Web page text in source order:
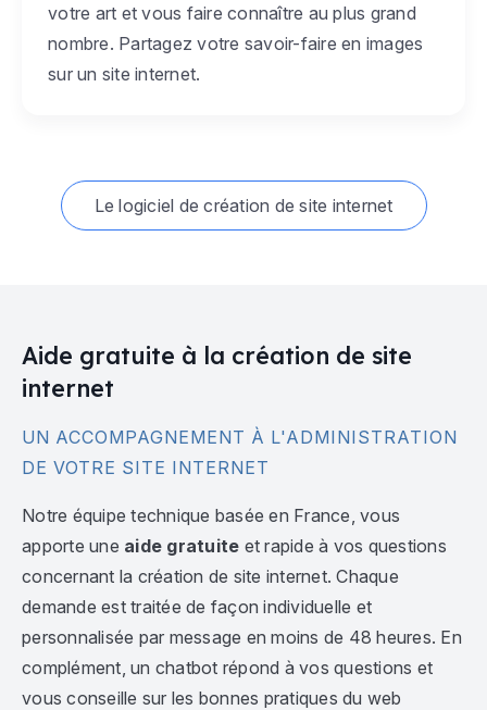
votre art et vous faire connaître au plus grand
nombre. Partagez votre savoir-faire en images
sur un site internet.
Le logiciel de création de site internet
Aide gratuite à la création de site
internet
UN ACCOMPAGNEMENT À L'ADMINISTRATION
DE VOTRE SITE INTERNET
Notre équipe technique basée en France, vous
apporte une aide gratuite et rapide à vos questions
concernant la création de site internet. Chaque
demande est traitée de façon individuelle et
personnalisée par message en moins de 48 heures. En
complément, un chatbot répond à vos questions et
vous conseille sur les bonnes pratiques du web